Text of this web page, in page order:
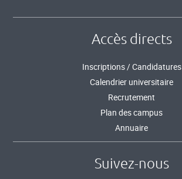
Accès directs
Inscriptions / Candidatures
Calendrier universitaire
Recrutement
Plan des campus
Annuaire
Suivez-nous